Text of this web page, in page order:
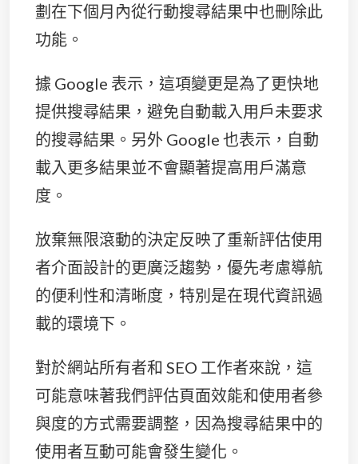
劃在下個月內從行動搜尋結果中也刪除此
功能。
據 Google 表示，這項變更是為了更快地
提供搜尋結果，避免自動載入用戶未要求
的搜尋結果。另外 Google 也表示，自動
載入更多結果並不會顯著提高用戶滿意
度。
放棄無限滾動的決定反映了重新評估使用
者介面設計的更廣泛趨勢，優先考慮導航
的便利性和清晰度，特別是在現代資訊過
載的環境下。
對於網站所有者和 SEO 工作者來說，這
可能意味著我們評估頁面效能和使用者參
與度的方式需要調整，因為搜尋結果中的
使用者互動可能會發生變化。